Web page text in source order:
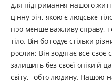
для підтримання нашого
цінну річ, якою є людське
про менше важливу справу,
тіло. Він бо годує стільки
рослин; Він зодягає все своє
залишить без своєї опіки й
світу, тобто людину. Нашою